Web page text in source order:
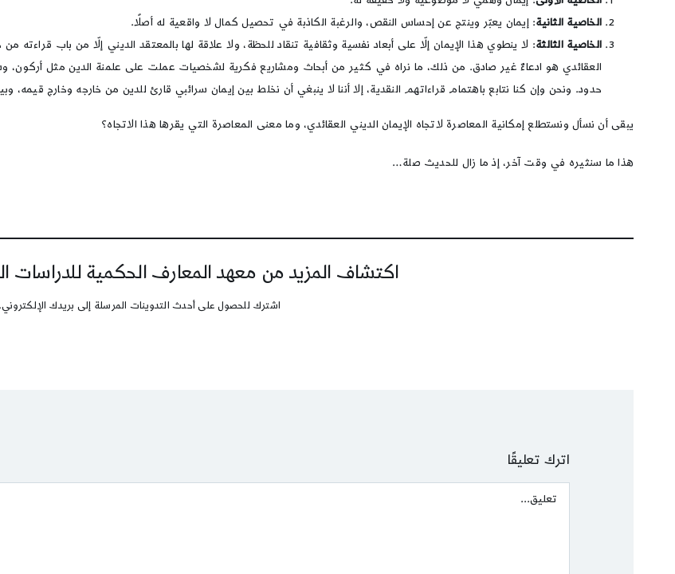
الخاصية الثانية: إيمان يعبّر وينتج عن إحساس النقص، والرغبة الكاذبة في تحصيل كمال لا واقعية له أصلًا.
الخاصية الثالثة: لا ينطوي هذا الإيمان إلّا على أبعاد نفسية وثقافية تنقاد للحظة، ولا علاقة لها بالمعتقد الديني إلّا من باب قراءته
العقائدي هو ادعاءٌ غير صادق. من ذلك، ما نراه في كثير من أبحاث ومشاريع فكرية لشخصيات عملت على علمنة الدين مثل
حدود. ونحن وإن كنا نتابع باهتمام قراءاتهم النقدية، إلا أننا لا ينبغي أن نخلط بين إيمان سرائبي قارئ للدين من خارجه وخارج قيمه،
يبقى أن نسأل ونستطلع إمكانية المعاصرة لاتجاه الإيمان الديني العقائدي، وما معنى المعاصرة التي يقرها هذا الاتجاه؟
هذا ما سنثيره في وقت آخر، إذ ما زال للحديث صلة…
اكتشاف المزيد من معهد المعارف الحكمية للدراسات
اشترك للحصول على أحدث التدوينات المرسلة إلى بريدك الإلكتروني.
اترك تعليقًا
Comment